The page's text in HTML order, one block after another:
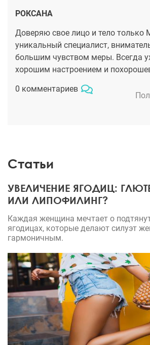
РОКСАНА
Доверяю свое лицо и тело только
уникальный специалист,
большим чувством меры. Всегда
хорошим настроением и
0 комментариев
Статьи
УВЕЛИЧЕНИЕ ЯГОДИЦ:
ИЛИ ЛИПОФИЛИНГ?
Каждая женщина мечтает о
ягодицах, которые делают силуэт
гармоничным.